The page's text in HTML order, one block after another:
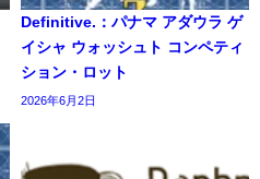
Definitive.：パナマ アダウラ ゲ
イシャ ウォッシュト コンペティ
ション・ロット
2026年6月2日